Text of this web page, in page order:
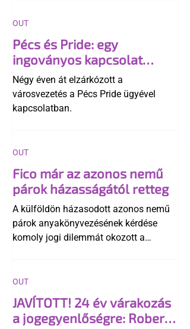
Pécs és Pride: egy
ingoványos kapcsolat
története
Négy éven át elzárkózott a
városvezetés a Pécs Pride ügyével
kapcsolatban.
OUT
Fico már az azonos nemű
párok házasságától retteg
A külföldön házasodott azonos nemű
párok anyakönyvezésének kérdése
komoly jogi dilemmát okozott a
egyértelműen tiltja a házasságuk
elismerését. Közben az ellenzéken belül
is vita robbant ki arról, hogy vissza
kellene-e vonni a kormány konzervatív
OUT
JAVÍTOTT! 24 év várakozás
a jogegyenlőségre: Robert
OUT